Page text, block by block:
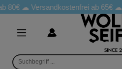
80€ ☁Versandkostenfrei ab 65€☁